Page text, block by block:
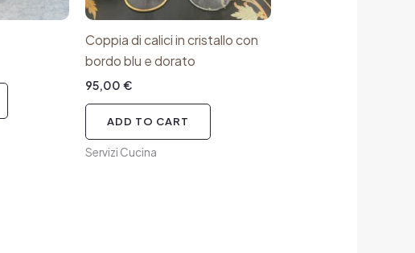
Coppia di calici in cristallo con
bordo blu e dorato
95,00 €
ADD TO CART
Servizi Cucina